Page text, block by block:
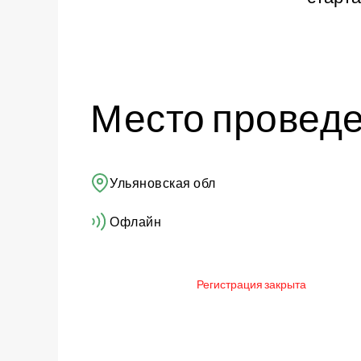
Место
Ульяновская обл
Офлайн
Регистрация закрыта